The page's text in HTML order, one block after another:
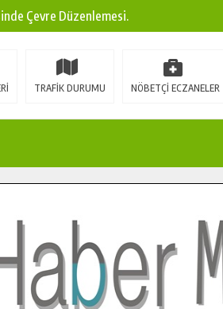
Çevre Düzenlemesi.
Katkı Sağlayacak.
Veda Ziyareti.
TRAFİK DURUMU NÖBETÇİ ECZANELER